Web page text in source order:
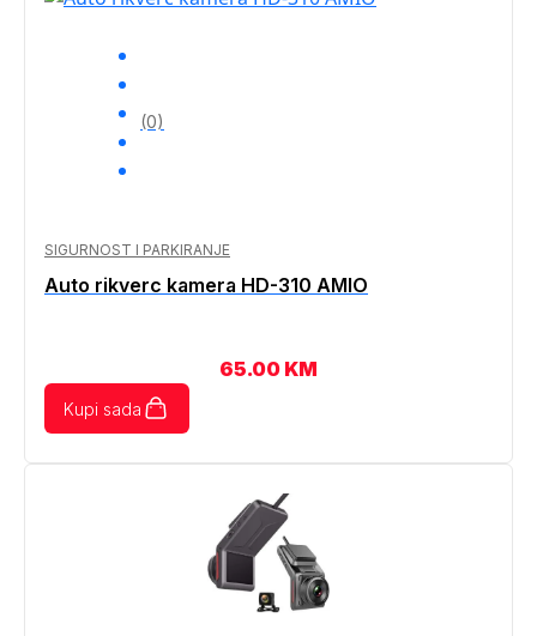
(0)
SIGURNOST I PARKIRANJE
Auto rikverc kamera HD-310 AMIO
65.00 KM
Kupi sada